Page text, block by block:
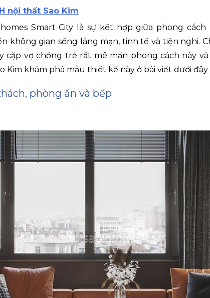
nội thất Sao Kim
Smart City là sự kết hợp giữa phong cách
không gian sống lãng mạn, tinh tế và tiện nghi.
cặp vợ chồng trẻ rất mê mẩn phong cách này
Kim khám phá mẫu thiết kế này ở bài viết dưới đây
phòng ăn và bếp